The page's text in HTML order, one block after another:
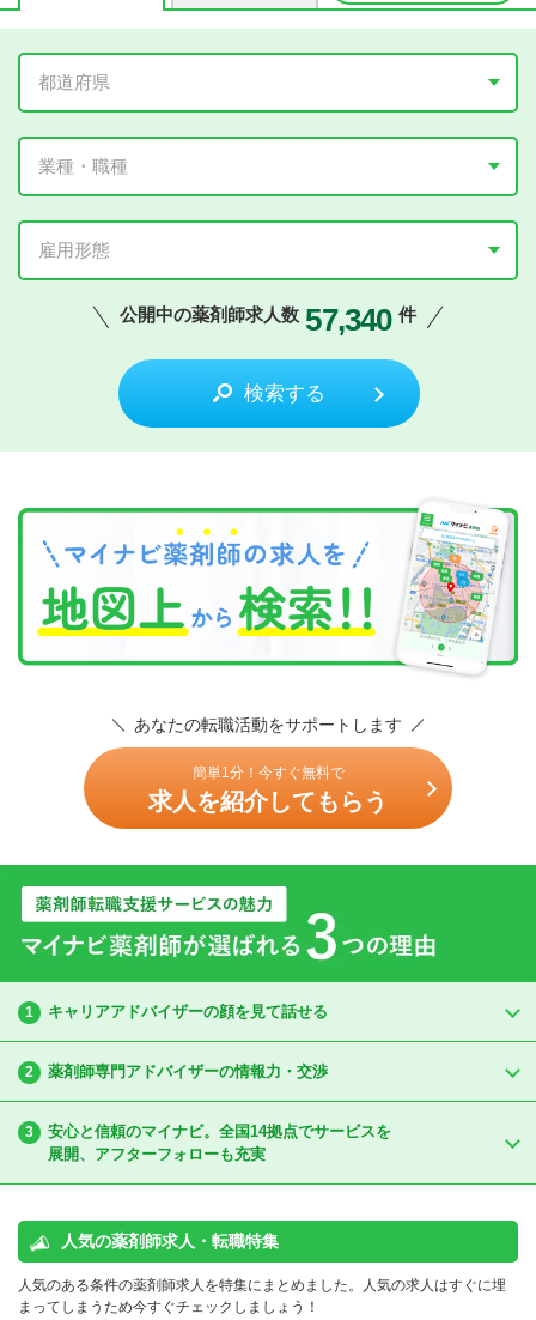
公開中の薬剤師求人数 57,340 件
検索する
あなたの転職活動をサポートします
簡単1分！今すぐ無料で
求人を紹介してもらう
1 キャリアアドバイザーの顔を見て話せる
2 薬剤師専門アドバイザーの情報力・交渉
3
安心と信頼のマイナビ。全国14拠点でサービスを
展開、アフターフォローも充実
人気の薬剤師求人・転職特集
人気のある条件の薬剤師求人を特集にまとめました。人気の求人はすぐに埋
まってしまうため今すぐチェックしましょう！